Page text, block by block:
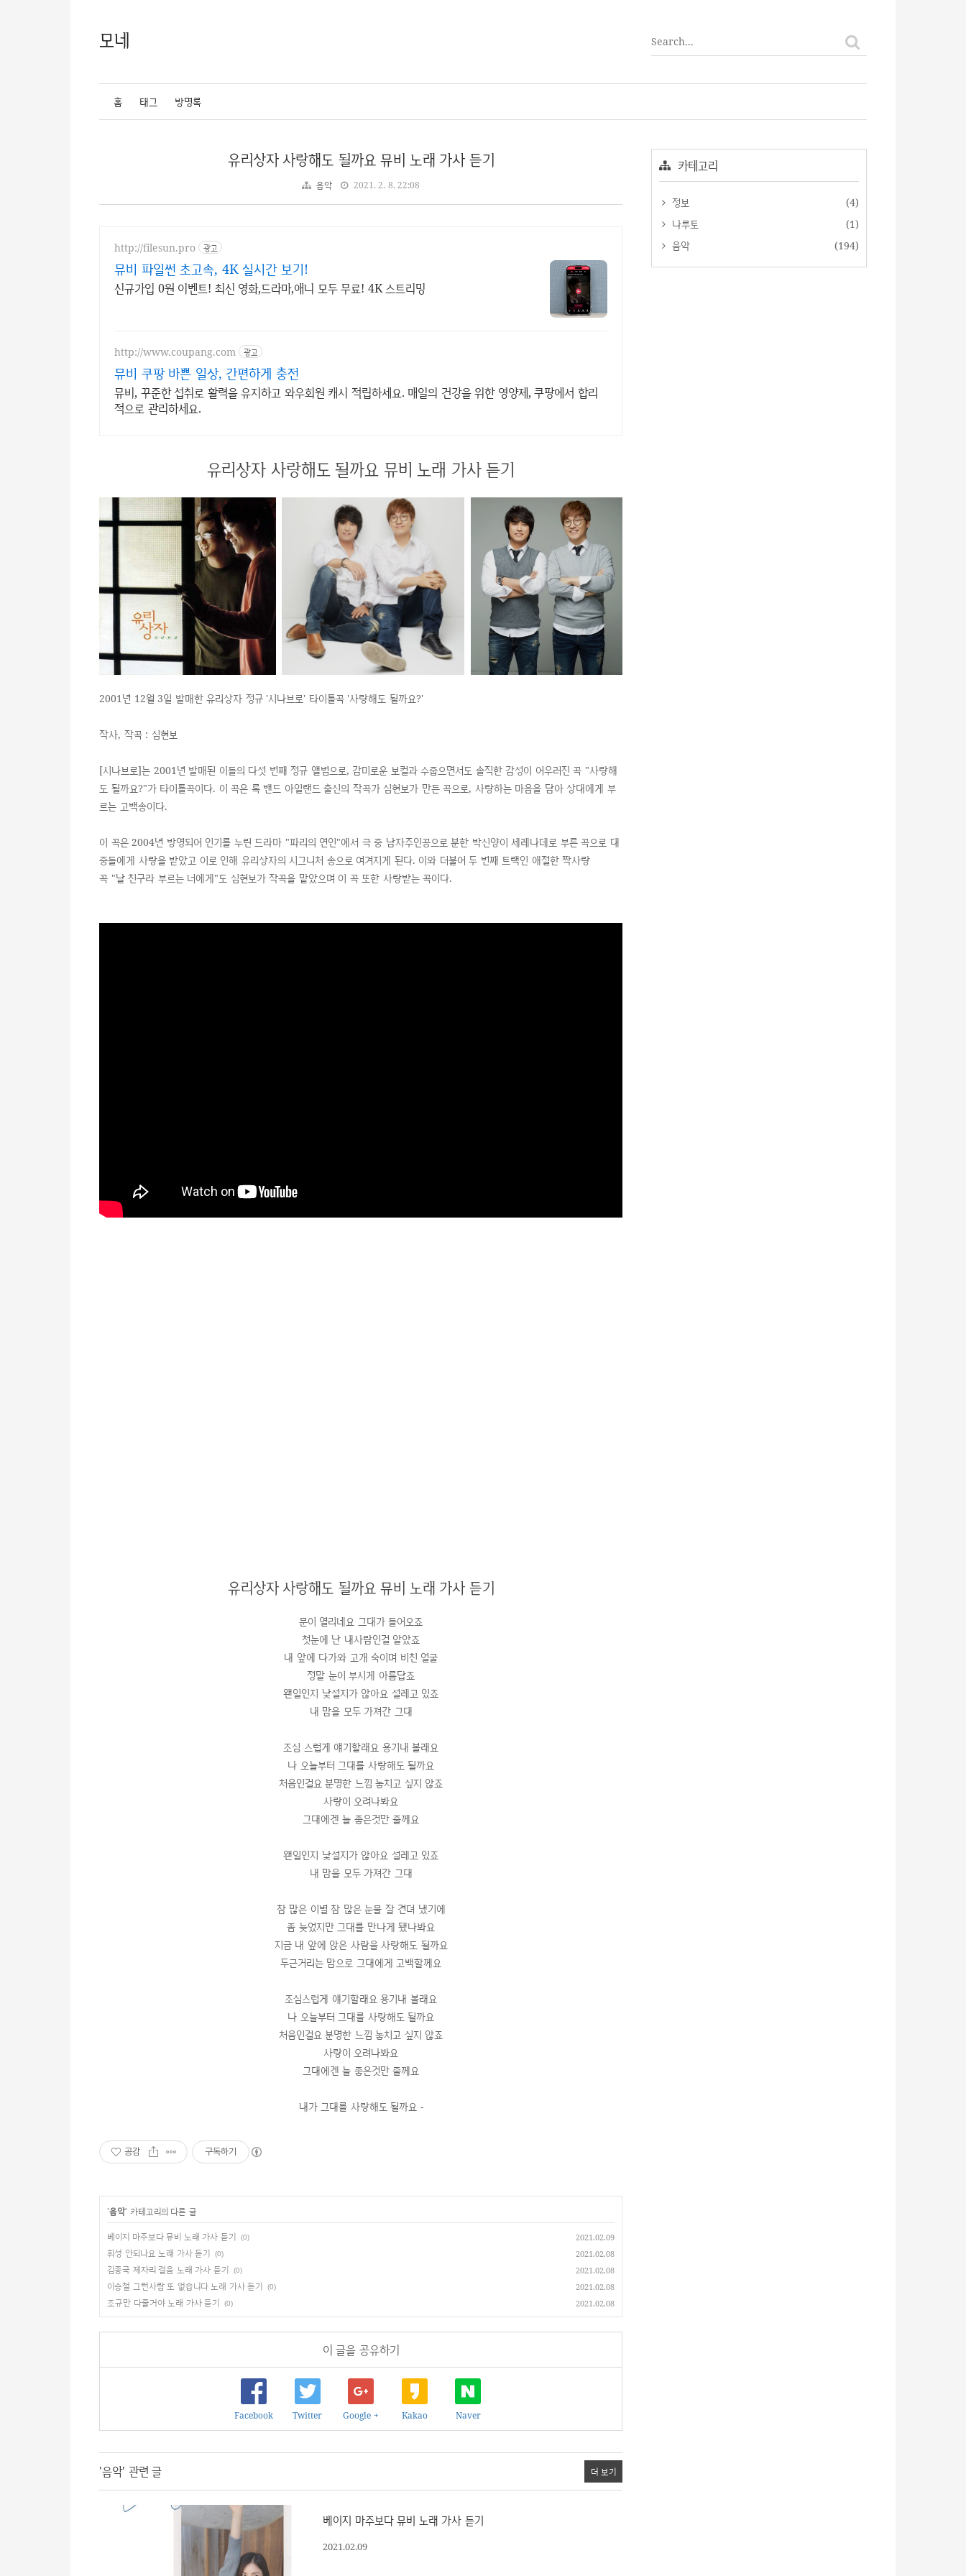
모네
홈 태그 방명록
유리상자 사랑해도 될까요 뮤비 노래 가사 듣기
음악 2021. 2. 8. 22:08
http://filesun.pro 광고
뮤비 파일썬 초고속, 4K 실시간 보기!
신규가입 0원 이벤트! 최신 영화,드라마,애니 모두 무료! 4K 스트리밍
http://www.coupang.com 광고
뮤비 쿠팡 바쁜 일상, 간편하게 충전
뮤비, 꾸준한 섭취로 활력을 유지하고 와우회원 캐시 적립하세요. 매일의 건강을 위한 영양제, 쿠팡에서 합리
적으로 관리하세요.
유리상자 사랑해도 될까요 뮤비 노래 가사 듣기
2001년 12월 3일 발매한 유리상자 정규 '시나브로' 타이틀곡 '사랑해도 될까요?'
작사, 작곡 : 심현보
[시나브로]는 2001년 발매된 이들의 다섯 번째 정규 앨범으로, 감미로운 보컬과 수줍으면서도 솔직한 감성이 어우러진 곡 "사랑해
도 될까요?"가 타이틀곡이다. 이 곡은 록 밴드 아일랜드 출신의 작곡가 심현보가 만든 곡으로, 사랑하는 마음을 담아 상대에게 부
르는 고백송이다.
이 곡은 2004년 방영되어 인기를 누린 드라마 "파리의 연인"에서 극 중 남자주인공으로 분한 박신양이 세레나데로 부른 곡으로 대
중들에게 사랑을 받았고 이로 인해 유리상자의 시그니처 송으로 여겨지게 된다. 이와 더불어 두 번째 트랙인 애절한 짝사랑
곡 "날 친구라 부르는 너에게"도 심현보가 작곡을 맡았으며 이 곡 또한 사랑받는 곡이다.
유리상자 사랑해도 될까요 뮤비 노래 가사 듣기
문이 열리네요 그대가 들어오죠
첫눈에 난 내사람인걸 알았죠
내 앞에 다가와 고개 숙이며 비친 얼굴
정말 눈이 부시게 아름답죠
왠일인지 낯설지가 않아요 설레고 있죠
내 맘을 모두 가져간 그대
조심 스럽게 얘기할래요 용기내 볼래요
나 오늘부터 그대를 사랑해도 될까요
처음인걸요 분명한 느낌 놓치고 싶지 않죠
사랑이 오려나봐요
그대에겐 늘 좋은것만 줄께요
왠일인지 낯설지가 않아요 설레고 있죠
내 맘을 모두 가져간 그대
참 많은 이별 참 많은 눈물 잘 견뎌 냈기에
좀 늦었지만 그대를 만나게 됐나봐요
지금 내 앞에 앉은 사람을 사랑해도 될까요
두근거리는 맘으로 그대에게 고백할께요
조심스럽게 얘기할래요 용기내 볼래요
나 오늘부터 그대를 사랑해도 될까요
처음인걸요 분명한 느낌 놓치고 싶지 않죠
사랑이 오려나봐요
그대에겐 늘 좋은것만 줄께요
내가 그대를 사랑해도 될까요 -
공감 구독하기
'음악' 카테고리의 다른 글
베이지 마주보다 뮤비 노래 가사 듣기 (0) 2021.02.09
휘성 안되나요 노래 가사 듣기 (0) 2021.02.08
김종국 제자리 걸음 노래 가사 듣기 (0) 2021.02.08
이승철 그런사람 또 없습니다 노래 가사 듣기 (0) 2021.02.08
조규만 다줄거야 노래 가사 듣기 (0) 2021.02.08
이 글을 공유하기
Facebook Twitter Google + Kakao Naver
'음악' 관련 글 더 보기
베이지 마주보다 뮤비 노래 가사 듣기
2021.02.09
카테고리
정보
(4)
나루토
(1)
음악
(194)